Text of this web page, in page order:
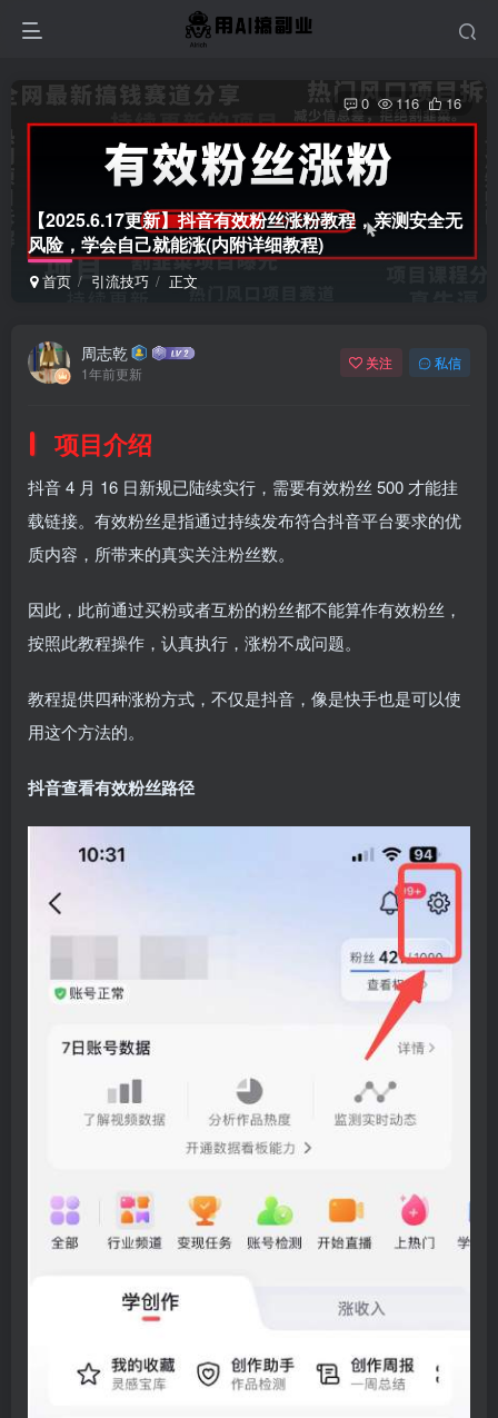
【2025.6.17更新】抖音有效粉丝涨粉教程，亲测安全无
风险，学会自己就能涨(内附详细教程)
首页 引流技巧 正文
0 116 16
周志乾
1年前更新
关注 私信
项目介绍
抖音 4 月 16 日新规已陆续实行，需要有效粉丝 500 才能挂
载链接。有效粉丝是指通过持续发布符合抖音平台要求的优
质内容，所带来的真实关注粉丝数。
因此，此前通过买粉或者互粉的粉丝都不能算作有效粉丝，
按照此教程操作，认真执行，涨粉不成问题。
教程提供四种涨粉方式，不仅是抖音，像是快手也是可以使
用这个方法的。
抖音查看有效粉丝路径